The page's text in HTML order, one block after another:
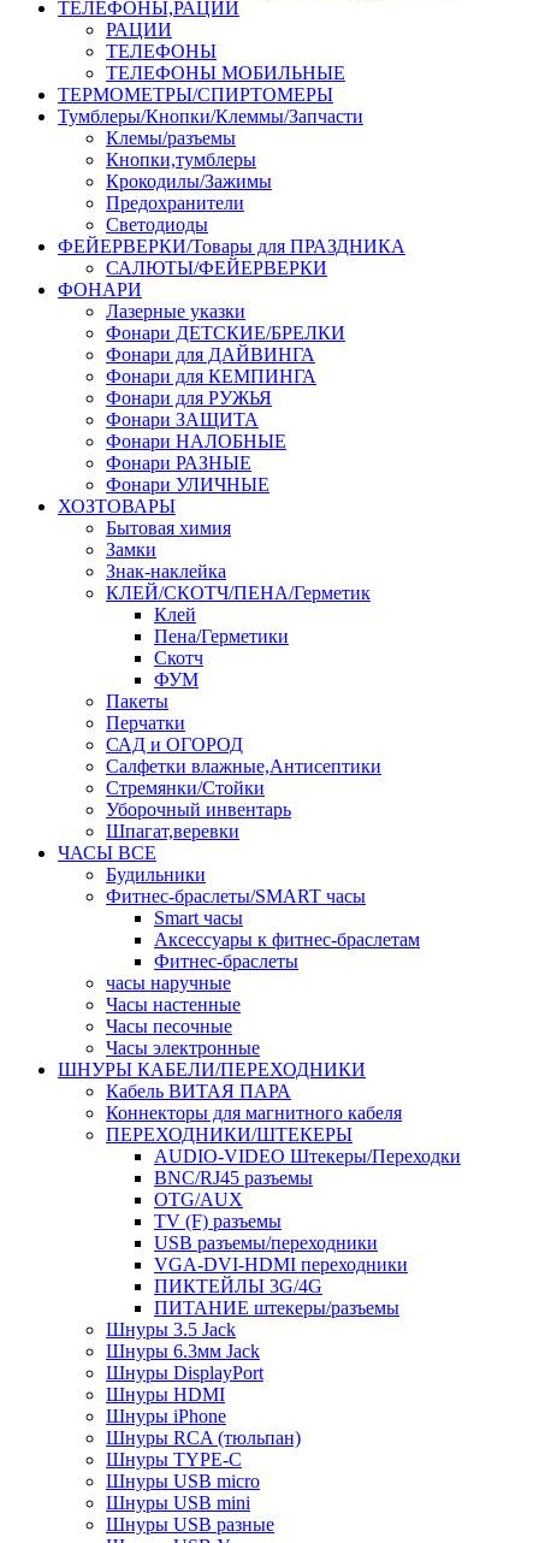
ТЕЛЕФОНЫ,РАЦИИ
РАЦИИ
ТЕЛЕФОНЫ
ТЕЛЕФОНЫ МОБИЛЬНЫЕ
ТЕРМОМЕТРЫ/СПИРТОМЕРЫ
Тумблеры/Кнопки/Клеммы/Запчасти
Клемы/разъемы
Кнопки,тумблеры
Крокодилы/Зажимы
Предохранители
Светодиоды
ФЕЙЕРВЕРКИ/Товары для ПРАЗДНИКА
САЛЮТЫ/ФЕЙЕРВЕРКИ
ФОНАРИ
Лазерные указки
Фонари ДЕТСКИЕ/БРЕЛКИ
Фонари для ДАЙВИНГА
Фонари для КЕМПИНГА
Фонари для РУЖЬЯ
Фонари ЗАЩИТА
Фонари НАЛОБНЫЕ
Фонари РАЗНЫЕ
Фонари УЛИЧНЫЕ
ХОЗТОВАРЫ
Бытовая химия
Замки
Знак-наклейка
КЛЕЙ/СКОТЧ/ПЕНА/Герметик
Клей
Пена/Герметики
Скотч
ФУМ
Пакеты
Перчатки
САД и ОГОРОД
Салфетки влажные,Антисептики
Стремянки/Стойки
Уборочный инвентарь
Шпагат,веревки
ЧАСЫ ВСЕ
Будильники
Фитнес-браслеты/SMART часы
Smart часы
Аксессуары к фитнес-браслетам
Фитнес-браслеты
часы наручные
Часы настенные
Часы песочные
Часы электронные
ШНУРЫ КАБЕЛИ/ПЕРЕХОДНИКИ
Кабель ВИТАЯ ПАРА
Коннекторы для магнитного кабеля
ПЕРЕХОДНИКИ/ШТЕКЕРЫ
AUDIO-VIDEO Штекеры/Переходки
BNC/RJ45 разъемы
OTG/AUX
TV (F) разъемы
USB разъемы/переходники
VGA-DVI-HDMI переходники
ПИКТЕЙЛЫ 3G/4G
ПИТАНИЕ штекеры/разъемы
Шнуры 3.5 Jack
Шнуры 6.3мм Jack
Шнуры DisplayPort
Шнуры HDMI
Шнуры iPhone
Шнуры RCA (тюльпан)
Шнуры TYPE-C
Шнуры USB micro
Шнуры USB mini
Шнуры USB разные